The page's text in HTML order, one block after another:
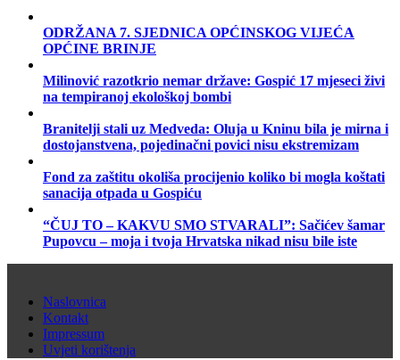
ODRŽANA 7. SJEDNICA OPĆINSKOG VIJEĆA
OPĆINE BRINJE
Milinović razotkrio nemar države: Gospić 17 mjeseci živi
na tempiranoj ekološkoj bombi
Branitelji stali uz Medveda: Oluja u Kninu bila je mirna i
dostojanstvena, pojedinačni povici nisu ekstremizam
Fond za zaštitu okoliša procijenio koliko bi mogla koštati
sanacija otpada u Gospiću
“ČUJ TO – KAKVU SMO STVARALI”: Sačićev šamar
Pupovcu – moja i tvoja Hrvatska nikad nisu bile iste
Naslovnica
Kontakt
Impressum
Uvjeti korištenja